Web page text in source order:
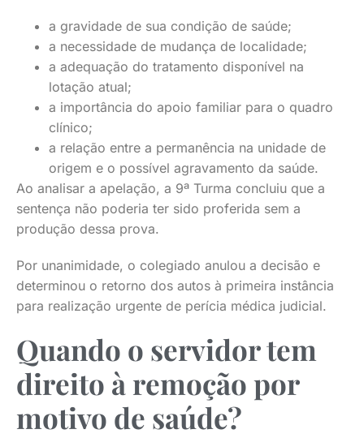
a gravidade de sua condição de saúde;
a necessidade de mudança de localidade;
a adequação do tratamento disponível na
lotação atual;
a importância do apoio familiar para o quadro
clínico;
a relação entre a permanência na unidade de
origem e o possível agravamento da saúde.
Ao analisar a apelação, a 9ª Turma concluiu que a
sentença não poderia ter sido proferida sem a
produção dessa prova.
Por unanimidade, o colegiado anulou a decisão e
determinou o retorno dos autos à primeira instância
para realização urgente de perícia médica judicial.
Quando o servidor tem
direito à remoção por
motivo de saúde?